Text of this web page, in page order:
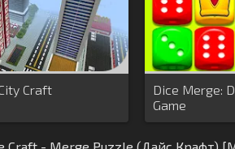
Craft
Dice Merge:
Game